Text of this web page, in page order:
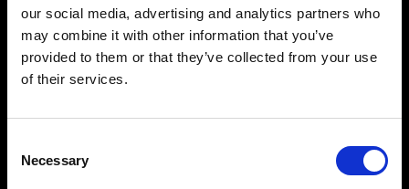
our social media, advertising and analytics partners who
may combine it with other information that you’ve
provided to them or that they’ve collected from your use
of their services.
Selection
Necessary
地域を変更しますか？
L600D
Profoto L600Dは、600Wのデイライト光をコン
パクトなオールインワン設計で実現。パワフル、
プロフェッショナルの現場に、最高のライトを。